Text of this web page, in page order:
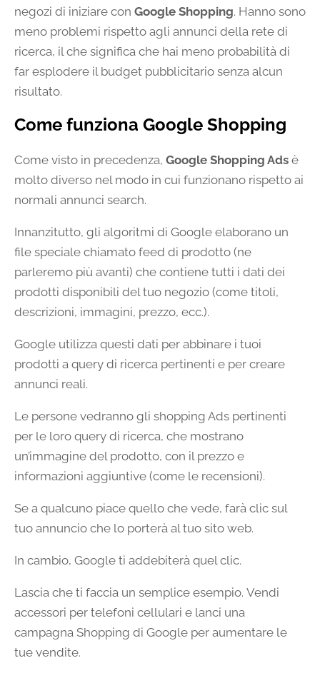
negozi di iniziare con Google Shopping. Hanno sono
meno problemi rispetto agli annunci della rete di
ricerca, il che significa che hai meno probabilità di
far esplodere il budget pubblicitario senza alcun
risultato.
Come funziona Google Shopping
Come visto in precedenza, Google Shopping Ads è
molto diverso nel modo in cui funzionano rispetto ai
normali annunci search.
Innanzitutto, gli algoritmi di Google elaborano un
file speciale chiamato feed di prodotto (ne
parleremo più avanti) che contiene tutti i dati dei
prodotti disponibili del tuo negozio (come titoli,
descrizioni, immagini, prezzo, ecc.).
Google utilizza questi dati per abbinare i tuoi
prodotti a query di ricerca pertinenti e per creare
annunci reali.
Le persone vedranno gli shopping Ads pertinenti
per le loro query di ricerca, che mostrano
un’immagine del prodotto, con il prezzo e
informazioni aggiuntive (come le recensioni).
Se a qualcuno piace quello che vede, farà clic sul
tuo annuncio che lo porterà al tuo sito web.
In cambio, Google ti addebiterà quel clic.
Lascia che ti faccia un semplice esempio. Vendi
accessori per telefoni cellulari e lanci una
campagna Shopping di Google per aumentare le
tue vendite.